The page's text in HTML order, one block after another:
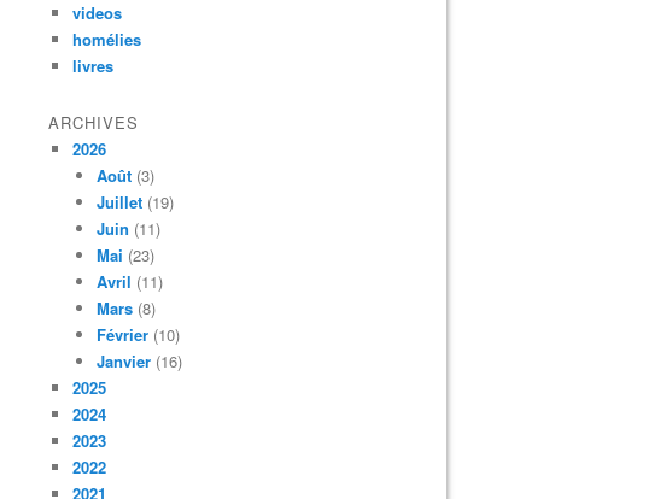
videos
homélies
livres
ARCHIVES
2026
Août (3)
Juillet (19)
Juin (11)
Mai (23)
Avril (11)
Mars (8)
Février (10)
Janvier (16)
2025
2024
2023
2022
2021